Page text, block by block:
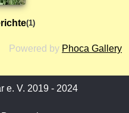
(1)
Powered by Phoca Gallery
e. V. 2019 - 2024